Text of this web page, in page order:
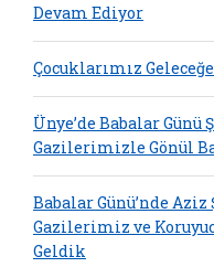
Devam Ediyor
Çocuklarımız
Ünye’de Babalar
Gazilerimizle Gönül
Babalar Günü’nde
Gazilerimiz ve
Geldik